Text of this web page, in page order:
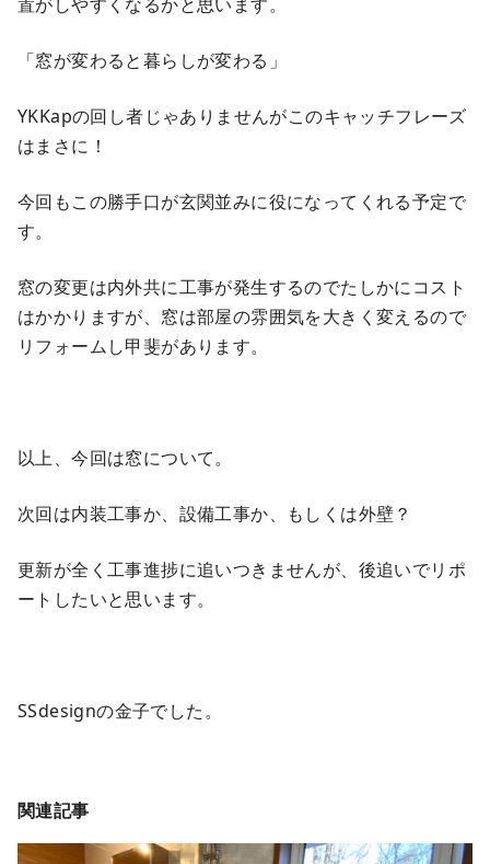
「窓が変わると暮らしが変わる」
YKKapの回し者じゃありませんがこのキャッチフレーズ
はまさに！
今回もこの勝手口が玄関並みに役になってくれる予定で
す。
窓の変更は内外共に工事が発生するのでたしかにコスト
はかかりますが、窓は部屋の雰囲気を大きく変えるので
リフォームし甲斐があります。
以上、今回は窓について。
次回は内装工事か、設備工事か、もしくは外壁？
更新が全く工事進捗に追いつきませんが、後追いでリポ
ートしたいと思います。
SSdesignの金子でした。
関連記事